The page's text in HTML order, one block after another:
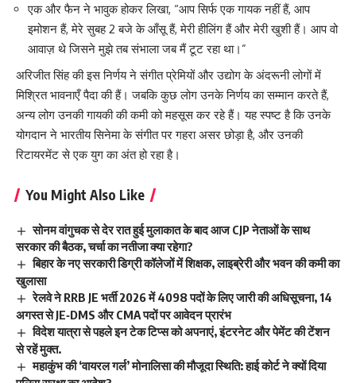
एक और फैन ने भावुक होकर लिखा, “आप सिर्फ एक गायक नहीं हैं, आप
इमोशन हैं, मेरे सुबह 2 बजे के आँसू हैं, मेरी हीलिंग हैं और मेरी खुशी हैं। आप वो
आवाज़ थे जिसने मुझे तब संभाला जब मैं टूट रहा था।”
अरिजीत सिंह की इस निर्णय ने संगीत प्रेमियों और उद्योग के अंदरूनी लोगों में
मिश्रित भावनाएँ पैदा की हैं। जबकि कुछ लोग उनके निर्णय का सम्मान करते हैं,
अन्य लोग उनकी गायकी की कमी को महसूस कर रहे हैं। यह स्पष्ट है कि उनके
योगदान ने भारतीय सिनेमा के संगीत पर गहरा असर छोड़ा है, और उनकी
रिटायरमेंट से एक युग का अंत हो रहा है।
You Might Also Like
सोनम वांगुचक से देर रात हुई मुलाकात के बाद आज CJP नेताओं के साथ
सरकार की बैठक, चर्चा का नतीजा क्या रहेगा?
बिहार के नए सरकारी डिग्री कॉलेजों में शिक्षक, लाइब्रेरी और भवन की कमी का
खुलासा
रेलवे ने RRB JE भर्ती 2026 में 4098 पदों के लिए जारी की अधिसूचना, 14
अगस्त से JE‑DMS और CMA पदों पर आवेदन प्रारंभ
विदेश यात्रा से पहले इन टेक टिप्स को अपनाएं, इंटरनेट और पेमेंट की टेंशन
से रहें मुक्त.
महाकुंभ की ‘वायरल गर्ल’ मोनालिसा की मौजूदा स्थिति: हाई कोर्ट ने क्यों दिया